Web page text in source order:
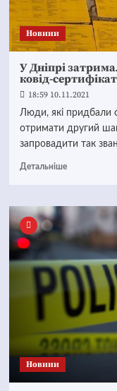
Новини
У Дніпрі
ковід-
18:59 10.11.2021
Люди, які придбали
отримати другий
запровадити так
Детальніше
Новини